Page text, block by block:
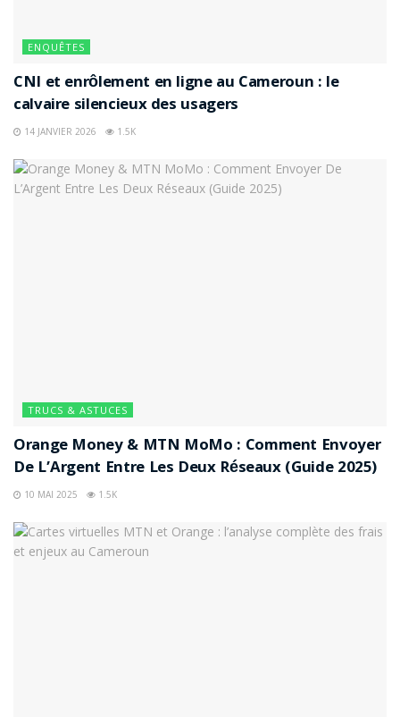
ENQUÊTES
CNI et enrôlement en ligne au Cameroun : le
calvaire silencieux des usagers
14 JANVIER 2026 1.5K
TRUCS & ASTUCES
Orange Money & MTN MoMo : Comment Envoyer
De L’Argent Entre Les Deux Réseaux (Guide 2025)
10 MAI 2025 1.5K